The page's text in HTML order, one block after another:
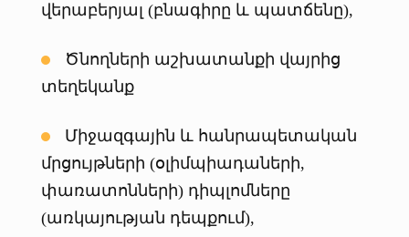
վերաբերյալ (բնագիրը և պատճենը),
Ծնողների աշխատանքի վայրից
տեղեկանք
Միջազգային և հանրապետական
մրցույթների (օլիմպիադաների,
փառատոնների) դիպլոմները
(առկայության դեպքում),